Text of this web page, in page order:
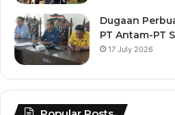
Dugaan
PT Antam-PT
17 July 2026